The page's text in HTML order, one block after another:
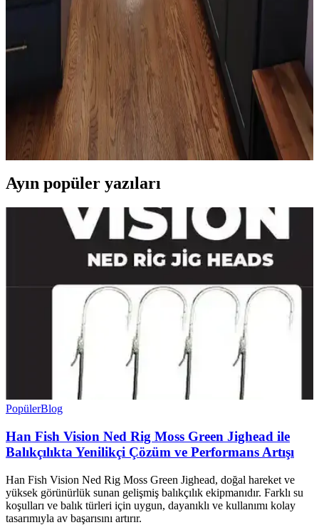
Oda düzenlemesinde boş alanların bitkiler, aynalar, raflar ve sanat
eserleriyle değerlendirilmesi yaşam kalitesini artırır. Doğru
yerleştirme ile fonksiyonel ve estetik mekanlar oluşturulur.
Mutfak Köşesini Fonksiyonel ve Estetik Hale
Getirme Pratik Düzenleme Yöntemleri
Mutfak köşenizi düzenlerken gereksiz eşyalardan kurtulmak,
bitkileri doğru konumlandırmak ve askı sistemleri kullanmak
işlevsellik ve estetik sağlar. Alanı işlevsel gruplarla düzenlemek
önemlidir.
Ayın popüler yazıları
PopülerBlog
Han Fish Vision Ned Rig Moss Green Jighead ile
Balıkçılıkta Yenilikçi Çözüm ve Performans Artışı
Han Fish Vision Ned Rig Moss Green Jighead, doğal hareket ve
yüksek görünürlük sunan gelişmiş balıkçılık ekipmanıdır. Farklı su
koşulları ve balık türleri için uygun, dayanıklı ve kullanımı kolay
tasarımıyla av başarısını artırır.